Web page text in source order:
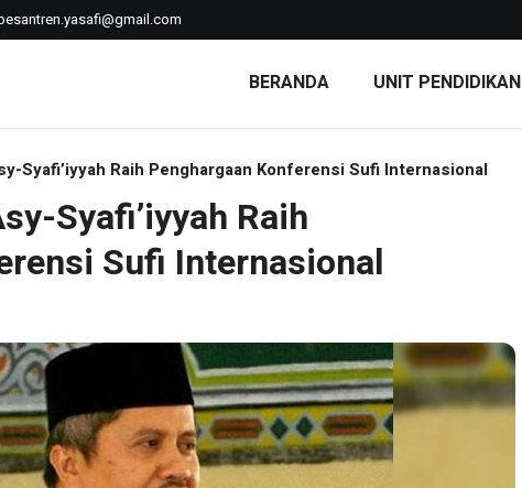
BERANDA UNIT PENDIDIKAN
Syafi’iyyah Raih Penghargaan Konferensi Sufi Internasional
Syafi’iyyah Raih
Sufi Internasional